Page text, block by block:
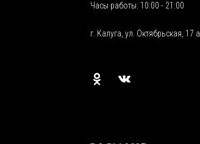
Часы работы: 10:00 - 21:00
г. Калуга, ул. Октябрьская, 17 а